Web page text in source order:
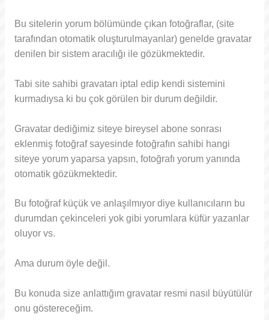
Bu sitelerin yorum bölümünde çıkan fotoğraflar, (site
tarafından otomatik oluşturulmayanlar) genelde gravatar
denilen bir sistem aracılığı ile gözükmektedir.
Tabi site sahibi gravatarı iptal edip kendi sistemini
kurmadıysa ki bu çok görülen bir durum değildir.
Gravatar dediğimiz siteye bireysel abone sonrası
eklenmiş fotoğraf sayesinde fotoğrafın sahibi hangi
siteye yorum yaparsa yapsın, fotoğrafı yorum yanında
otomatik gözükmektedir.
Bu fotoğraf küçük ve anlaşılmıyor diye kullanıcıların bu
durumdan çekinceleri yok gibi yorumlara küfür yazanlar
oluyor vs.
Ama durum öyle değil.
Bu konuda size anlattığım gravatar resmi nasıl büyütülür
onu göstereceğim.